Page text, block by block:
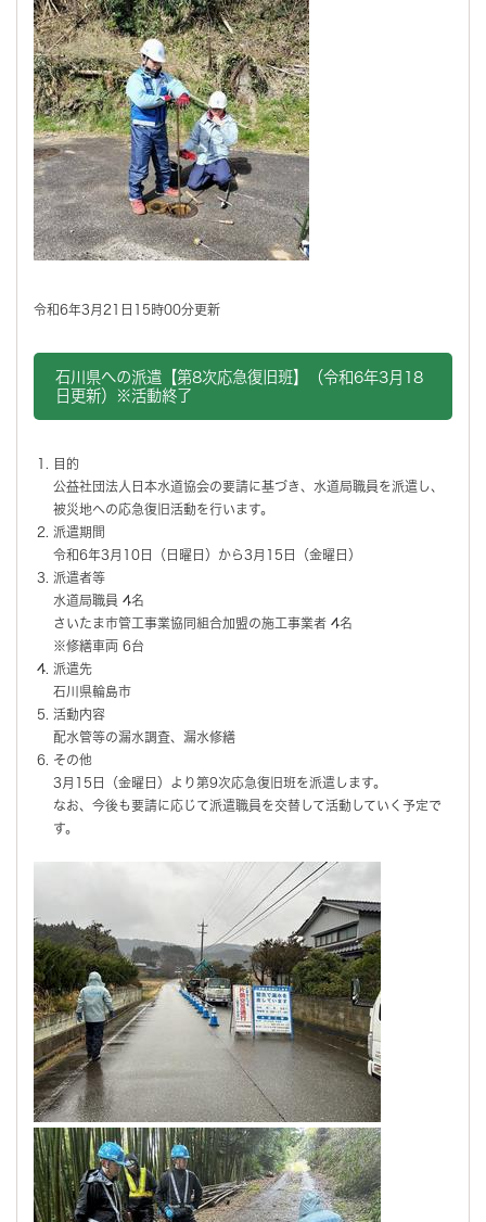
令和6年3月21日15時00分更新
石川県への派遣【第8次応急復旧班】（令和6年3月18
日更新）※活動終了
目的
公益社団法人日本水道協会の要請に基づき、水道局職員を派遣し、
被災地への応急復旧活動を行います。
派遣期間
令和6年3月10日（日曜日）から3月15日（金曜日）
派遣者等
水道局職員 4名
さいたま市管工事業協同組合加盟の施工事業者 4名
※修繕車両 6台
派遣先
石川県輪島市
活動内容
配水管等の漏水調査、漏水修繕
その他
3月15日（金曜日）より第9次応急復旧班を派遣します。
なお、今後も要請に応じて派遣職員を交替して活動していく予定で
す。